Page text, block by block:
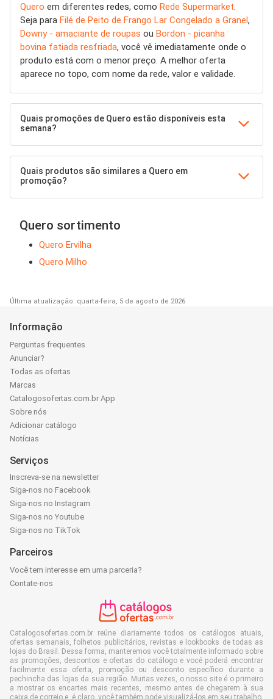
Quero em diferentes redes, como Rede Supermarket
Seja para Filé de Peito de Frango Lar Congelado a Granel,
Downy - amaciante de roupas ou Bordon - picanha
bovina fatiada resfriada, você vê imediatamente onde o
produto está com o menor preço. A melhor oferta
aparece no topo, com nome da rede, valor e validade.
Quais promoções de Quero estão disponíveis esta
semana?
Quais produtos são similares a Quero em
promoção?
Quero sortimento
Quero Ervilha
Quero Milho
Última atualização: quarta-feira, 5 de agosto de 2026
Informação
Perguntas frequentes
Anunciar?
Todas as ofertas
Marcas
Catalogosofertas.com.br App
Sobre nós
Adicionar catálogo
Notícias
Serviços
Inscreva-se na newsletter
Siga-nos no Facebook
Siga-nos no Instagram
Siga-nos no Youtube
Siga-nos no TikTok
Parceiros
Você tem interesse em uma parceria?
Contate-nos
Catalogosofertas.com.br reúne diariamente todos os catálogos atuais,
ofertas semanais, folhetos publicitários, revistas e lookbooks de todas as
lojas do Brasil. Dessa forma, manteremos você totalmente informado sobre
as promoções, descontos e ofertas do catálogo e você poderá encontrar
facilmente essa oferta, promoção ou desconto específico durante a
pechincha das lojas da sua região. Muitas vezes, o nosso site é o primeiro
a mostrar os encartes mais recentes, mesmo antes de chegarem à sua
caixa de correio e, é claro, você também pode visualizá-los em seu trabalho,